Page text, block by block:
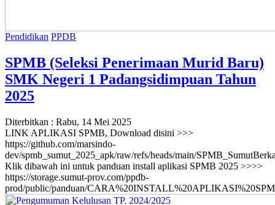
Pendidikan PPDB
SPMB (Seleksi Penerimaan Murid Baru)
SMK Negeri 1 Padangsidimpuan Tahun
2025
Diterbitkan : Rabu, 14 Mei 2025
LINK APLIKASI SPMB, Download disini >>>
https://github.com/marsindo-
dev/spmb_sumut_2025_apk/raw/refs/heads/main/
Klik dibawah ini untuk panduan install aplikasi SPMB 2025 >>>>
https://storage.sumut-prov.com/ppdb-
prod/public/panduan/